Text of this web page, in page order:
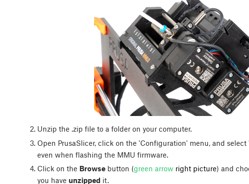
Unzip the .zip file to a folder on your computer.
Open PrusaSlicer, click on the 'Configuration' menu, and
even when flashing the MMU firmware.
Click on the Browsebutton (green arrow right picture) and
you have unzippedit.